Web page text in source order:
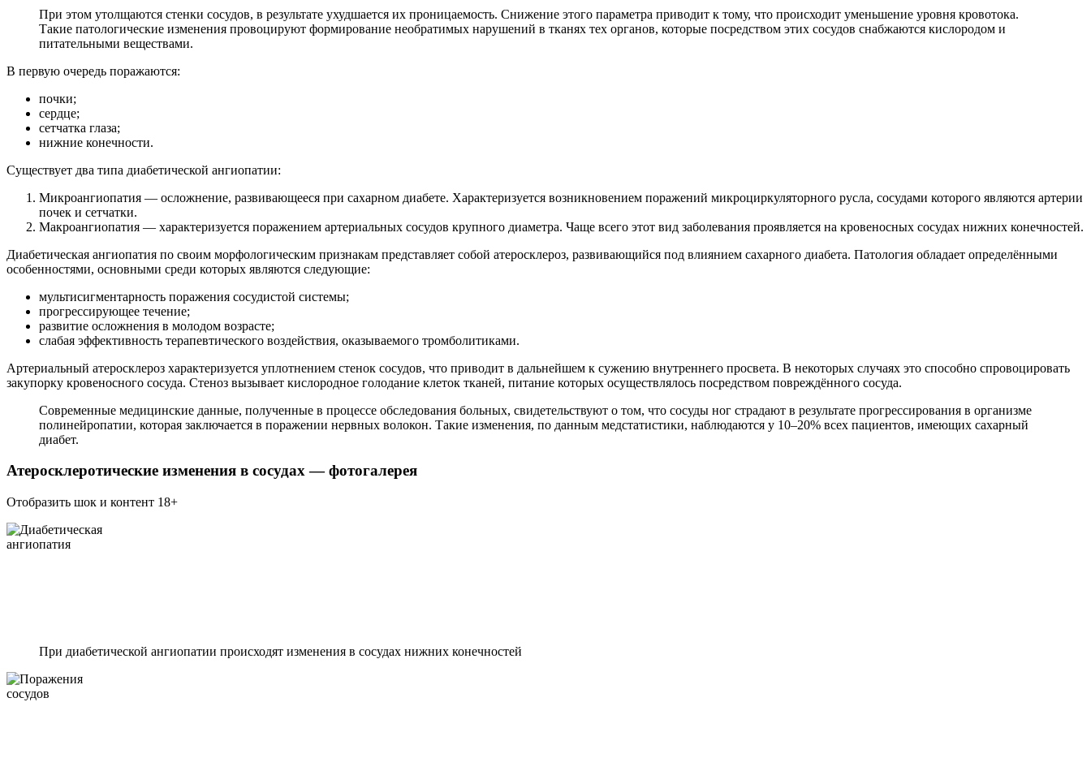
При этом утолщаются стенки сосудов, в результате ухудшается их проницаемость. Снижение этого параметра приводит к тому, что происходит уменьшение уровня кровотока.
Такие патологические изменения провоцируют формирование необратимых нарушений в тканях тех органов, которые посредством этих сосудов снабжаются кислородом и
питательными веществами.
В первую очередь поражаются:
почки;
сердце;
сетчатка глаза;
нижние конечности.
Существует два типа диабетической ангиопатии:
Микроангиопатия — осложнение, развивающееся при сахарном диабете. Характеризуется возникновением поражений микроциркуляторного русла, сосудами которого являются артерии
почек и сетчатки.
Макроангиопатия — характеризуется поражением артериальных сосудов крупного диаметра. Чаще всего этот вид заболевания проявляется на кровеносных сосудах нижних конечностей.
Диабетическая ангиопатия по своим морфологическим признакам представляет собой атеросклероз, развивающийся под влиянием сахарного диабета. Патология обладает определёнными
особенностями, основными среди которых являются следующие:
мультисигментарность поражения сосудистой системы;
прогрессирующее течение;
развитие осложнения в молодом возрасте;
слабая эффективность терапевтического воздействия, оказываемого тромболитиками.
Артериальный атеросклероз характеризуется уплотнением стенок сосудов, что приводит в дальнейшем к сужению внутреннего просвета. В некоторых случаях это способно спровоцировать
закупорку кровеносного сосуда. Стеноз вызывает кислородное голодание клеток тканей, питание которых осуществлялось посредством повреждённого сосуда.
Современные медицинские данные, полученные в процессе обследования больных, свидетельствуют о том, что сосуды ног страдают в результате прогрессирования в организме
полинейропатии, которая заключается в поражении нервных волокон. Такие изменения, по данным медстатистики, наблюдаются у 10–20% всех пациентов, имеющих сахарный
диабет.
Атеросклеротические изменения в сосудах — фотогалерея
Отобразить шок и контент 18+
При диабетической ангиопатии происходят изменения в сосудах нижних конечностей